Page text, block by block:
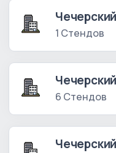
1 Стендов
6 Стендов